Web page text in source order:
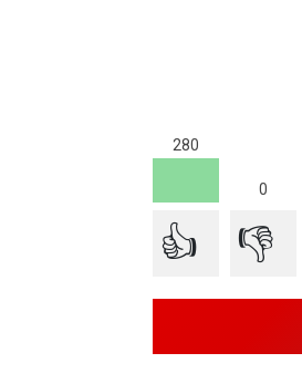
280
0
👍 👎